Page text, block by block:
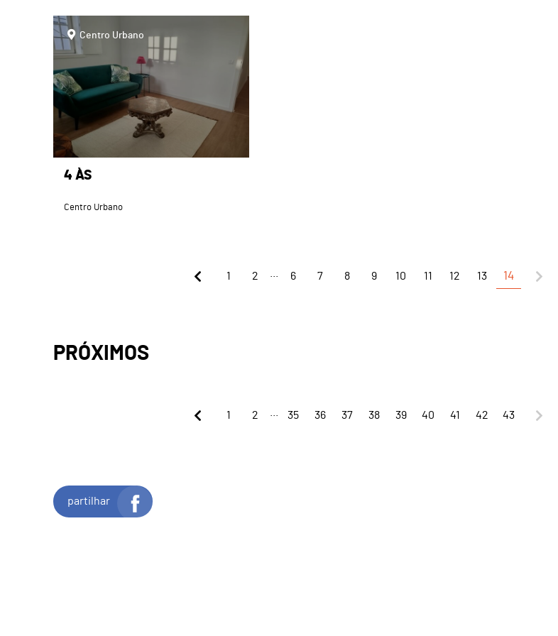
pageCentro Urbano
4 ÀS
Centro Urbano
1 2 6 7 8 9 10 11 12 13 14
PRÓXIMOS
1 2 35 36 37 38 39 40 41 42 43
partilhar